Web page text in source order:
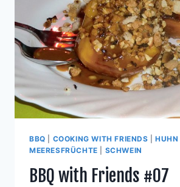
BBQ COOKING WITH FRIENDS |HUHN
MEERESFRÜCHTE
SCHWEIN
BBQ with Friends #07